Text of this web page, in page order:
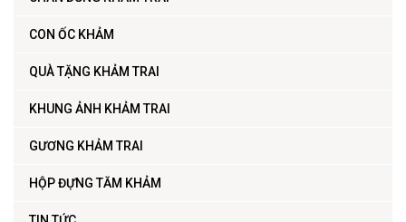
CON ỐC KHẢM
QUÀ TẶNG KHẢM TRAI
KHUNG ẢNH KHẢM TRAI
GƯƠNG KHẢM TRAI
HỘP ĐỰNG TĂM KHẢM